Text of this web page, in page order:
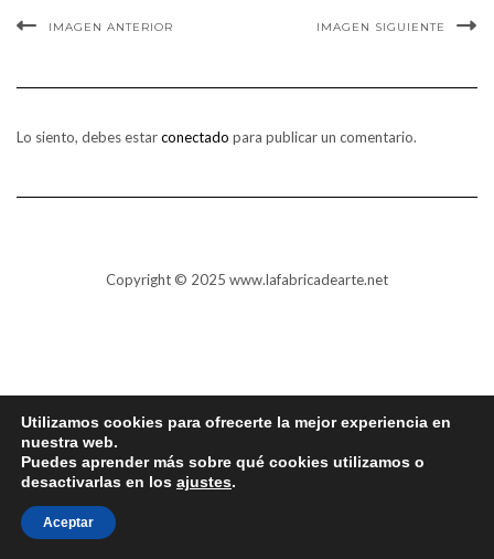
IMAGEN ANTERIOR IMAGEN SIGUIENTE
Lo siento, debes estarconectado para publicar un comentario.
Copyright © 2025 www.lafabricadearte.net
Utilizamos cookies para ofrecerte la mejor experiencia en
nuestra web.
Puedes aprender más sobre qué cookies utilizamos o
desactivarlas en los ajustes.
Aceptar